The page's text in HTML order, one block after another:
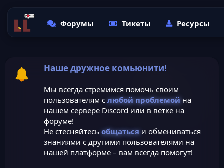
Форумы Тикеты Ресурсы
Наше дружное комьюнити!
Мы всегда стремимся помочь своим
пользователям с любой проблемойна
нашем сервере Discord или в ветке на
форуме!
Не стесняйтесь общатьсяи обмениваться
знаниями с другими пользователями на
нашей платформе – вам всегда помогут!